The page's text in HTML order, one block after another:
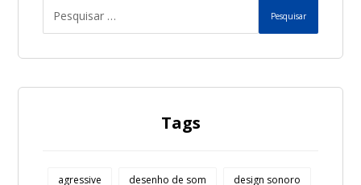
Pesquisar
Tags
agressive desenho de som design sonoro